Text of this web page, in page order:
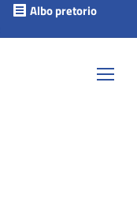
Albo pretorio